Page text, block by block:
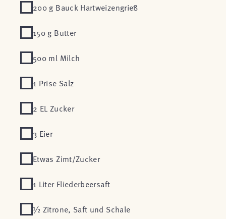
200 g Bauck Hartweizengrieß
150 g Butter
500 ml Milch
1 Prise Salz
2 EL Zucker
3 Eier
Etwas Zimt/Zucker
1 Liter Fliederbeersaft
½ Zitrone, Saft und Schale